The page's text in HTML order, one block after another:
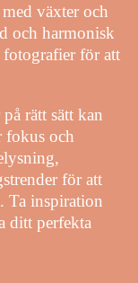
växter och
och harmonisk
för att
rätt sätt kan
fokus och
för att
Ta inspiration
ditt perfekta